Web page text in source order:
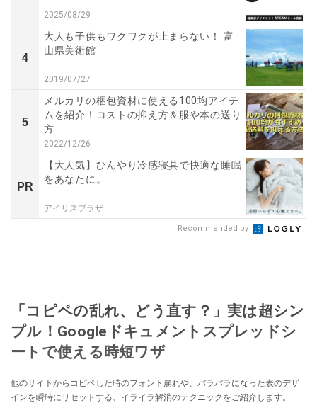
2025/08/29
4
大人も子供もワクワクが止まらない！ 富
山県美術館
2019/07/27
5
メルカリの梱包資材に使える100均アイテ
ムを紹介！コストの抑え方＆服や本の送り
方
2022/12/26
PR
【大人気】ひんやり冷感寝具で快適な睡眠
をあなたに。
アイリスプラザ
Recommended by
「コピペの乱れ、どう直す？」実は超シン
プル！Googleドキュメントスプレッドシ
ートで使える時短ワザ
他のサイトからコピペした時のフォント崩れや、バラバラになった表のデザ
インを瞬時にリセットする、イライラ解消のテクニックをご紹介します。